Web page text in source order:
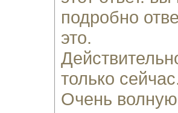
подробно
это.
только
Очень